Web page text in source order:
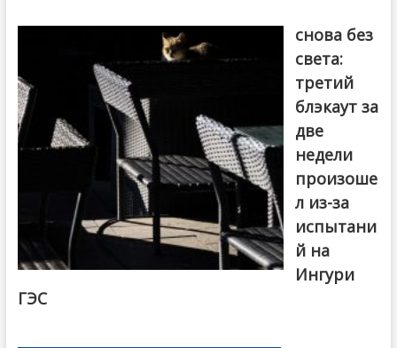
снова без
света:
третий
блэкаут за
две
недели
произоше
л из-за
испытани
й на
Ингури
ГЭС